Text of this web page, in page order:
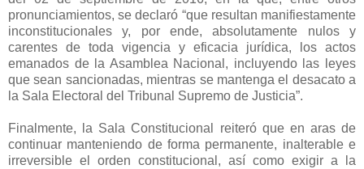
pronunciamientos, se declaró “que resultan manifiestamente
inconstitucionales y, por ende, absolutamente nulos y
carentes de toda vigencia y eficacia jurídica, los actos
emanados de la Asamblea Nacional, incluyendo las leyes
que sean sancionadas, mientras se mantenga el desacato a
la Sala Electoral del Tribunal Supremo de Justicia”.
Finalmente, la Sala Constitucional reiteró que en aras de
continuar manteniendo de forma permanente, inalterable e
irreversible el orden constitucional, así como exigir a la